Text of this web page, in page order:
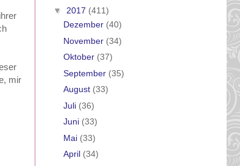
mir
▼ 2017 (411)
Dezember (40)
November (34)
Oktober (37)
September (35)
August (33)
Juli (36)
Juni (33)
Mai (33)
April (34)